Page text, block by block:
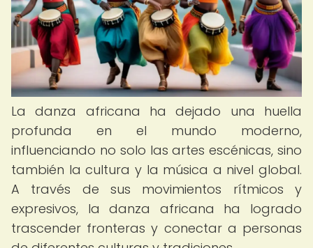
La danza africana ha dejado una huella
profunda en el mundo moderno,
influenciando no solo las artes escénicas, sino
también la cultura y la música a nivel global.
A través de sus movimientos rítmicos y
expresivos, la danza africana ha logrado
trascender fronteras y conectar a personas